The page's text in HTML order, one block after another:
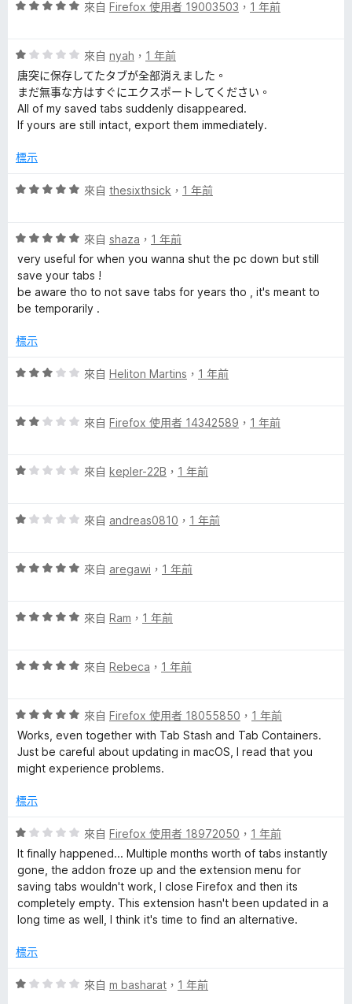
分
分
分
5
分
評
分
，
滿
分
5
來自 Firefox 使用者 19003503 ， 1 年前
評
價
1
分
，
分
分
來自 nyah ， 1 年前
唐突に保存してたタブが全部消えました。
まだ無事な方はすぐにエクスポートしてください。
All of my saved tabs suddenly disappeared.
If yours are still intact, export them immediately.
標示
評
分
，
滿
分
5
來自 thesixthsick ， 1 年前
評
價
5
分
，
分
分
來自 shaza ， 1 年前
very useful for when you wanna shut the pc down but still
save your tabs !
be aware tho to not save tabs for years tho , it's meant to
be temporarily .
標示
評
分
分
來自 Heliton Martins ， 1 年前
評
分
分
來自 Firefox 使用者 14342589 ， 1 年前
評
分
分
來自 kepler-22B ， 1 年前
評
分
分
來自 andreas0810 ， 1 年前
評
分
分
來自 aregawi ， 1 年前
評
分
分
5
分
來自 Ram ， 1 年前
評
分
，
滿
分
分
來自 Rebeca ， 1 年前
評
價
5
分
滿
5
分
來自 Firefox 使用者 18055850 ， 1 年前
Works, even together with Tab Stash and Tab Containers.
Just be careful about updating in macOS, I read that you
might experience problems.
標示
評
價
1
分
，
滿
5
來自 Firefox 使用者 18972050 ， 1 年前
It finally happened... Multiple months worth of tabs instantly
gone, the addon froze up and the extension menu for
saving tabs wouldn't work, I close Firefox and then its
completely empty. This extension hasn't been updated in a
long time as well, I think it's time to find an alternative.
標示
評
來自 m basharat ， 1 年前